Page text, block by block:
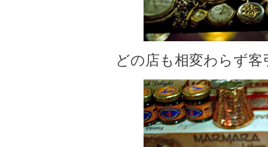
どの店も相変わらず